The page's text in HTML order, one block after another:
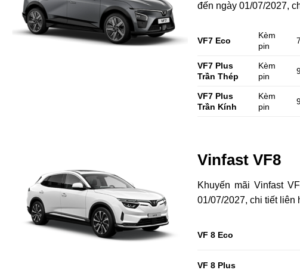
đến ngày 01/07/2027,
VF7 Eco
Kèm
pin
VF7 Plus
Trần Thép
Kèm
pin
VF7 Plus
Trần Kính
Kèm
pin
Vinfast VF8
Khuyến mãi Vinfast
01/07/2027, chi tiết liên
VF 8 Eco
VF 8 Plus